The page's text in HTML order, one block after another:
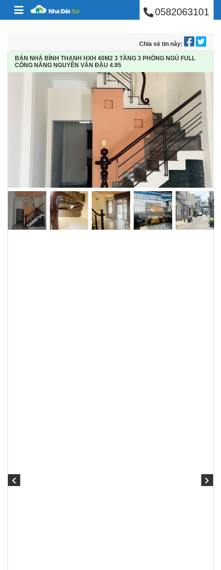
Skip to content BÁN NHÀ PHÚ0582063101
Chia sẻ tin này:
BÁN NHÀ BÌNH THẠNH HXH 40M2 3 TẦNG 3 PHÒNG NGỦ FULL
CÔNG NĂNG NGUYỄN VĂN ĐẬU 4.95